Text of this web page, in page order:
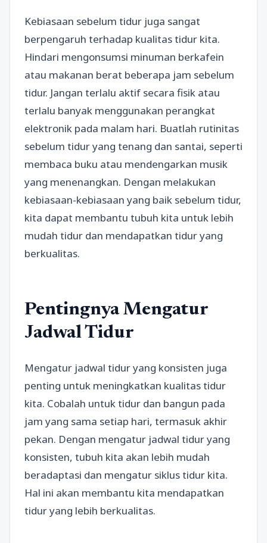
Kebiasaan sebelum tidur juga sangat
berpengaruh terhadap kualitas tidur kita.
Hindari mengonsumsi minuman berkafein
atau makanan berat beberapa jam sebelum
tidur. Jangan terlalu aktif secara fisik atau
terlalu banyak menggunakan perangkat
elektronik pada malam hari. Buatlah rutinitas
sebelum tidur yang tenang dan santai, seperti
membaca buku atau mendengarkan musik
yang menenangkan. Dengan melakukan
kebiasaan-kebiasaan yang baik sebelum tidur,
kita dapat membantu tubuh kita untuk lebih
mudah tidur dan mendapatkan tidur yang
berkualitas.
Pentingnya Mengatur
Jadwal Tidur
Mengatur jadwal tidur yang konsisten juga
penting untuk meningkatkan kualitas tidur
kita. Cobalah untuk tidur dan bangun pada
jam yang sama setiap hari, termasuk akhir
pekan. Dengan mengatur jadwal tidur yang
konsisten, tubuh kita akan lebih mudah
beradaptasi dan mengatur siklus tidur kita.
Hal ini akan membantu kita mendapatkan
tidur yang lebih berkualitas.